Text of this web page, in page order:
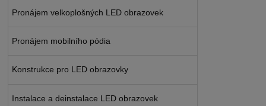
Pronájem velkoplošných LED obrazovek
Pronájem mobilního pódia
Konstrukce pro LED obrazovky
Instalace a deinstalace LED obrazovek